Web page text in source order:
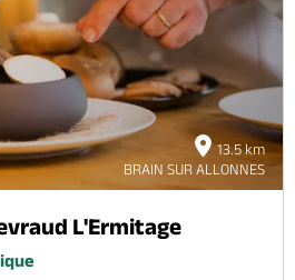
13.5 km
BRAIN SUR ALLONNES
L'Ermitage